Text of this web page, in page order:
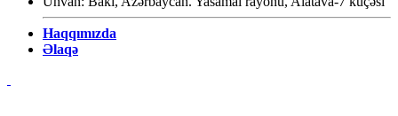
Haqqımızda
Əlaqə